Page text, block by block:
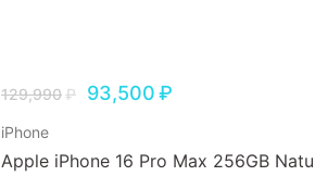
129,990₽ 93,500₽
iPhone
Apple iPhone 16 Pro Max 256GB